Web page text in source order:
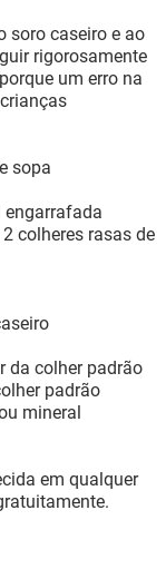
soro caseiro e ao
rigorosamente
um erro na
sopa
engarrafada
colheres rasas de
da colher padrão
padrão
mineral
em qualquer